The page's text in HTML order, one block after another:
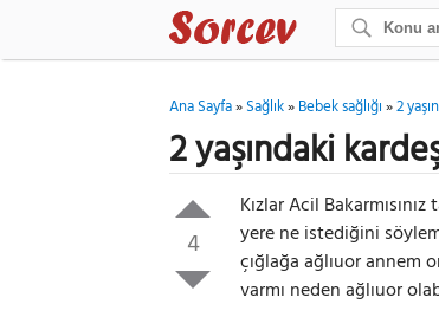
Ana Sayfa»Sağlık»Bebek sağlığı»2
2 yaşındaki
4
Kızlar Acil
yere ne istediğini
çığlağa ağlıuor annem
varmı neden ağlıuor